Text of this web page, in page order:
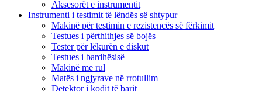
Aksesorët e instrumentit
Instrumenti i testimit të lëndës së shtypur
Makinë për testimin e rezistencës së fërkimit
Testues i përthithjes së bojës
Tester për lëkurën e diskut
Testues i bardhësisë
Makinë me rul
Matës i ngjyrave në rrotullim
Detektor i kodit të barit